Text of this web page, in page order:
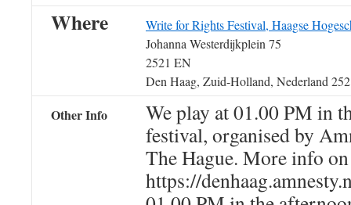
Where
Write for Rights Festival, Haagse
Johanna Westerdijkplein 75
2521 EN
Den Haag, Zuid-Holland, Nederland
Other Info
We play at 01.00 PM in
festival, organised by
The Hague. More info
https://